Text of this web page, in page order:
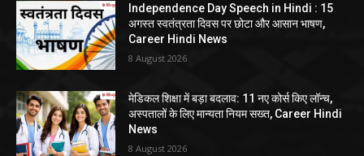
Independence Day Speech in Hindi : 15
अगस्त स्वतंत्रता दिवस पर छोटा और आसान भाषण,
Career Hindi News
8 August 2026
मेडिकल शिक्षा में बड़ा बदलाव: 11 नए कोर्स किए लॉन्च,
अस्पतालों के लिए मान्यता नियम सख्त, Career Hindi
News
8 August 2026